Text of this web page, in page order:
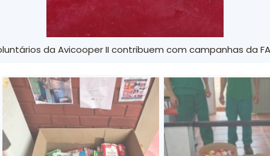
da Avicooper II contribuem com campanhas da